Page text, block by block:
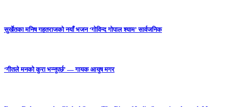
सुर्खेतका मनिष गहतराजको नयाँ भजन ‘गोविन्द गोपाल श्याम’ सार्वजनिक
‘गीतले मनको कुरा भन्नुपर्छ’ — गायक आयुष मगर